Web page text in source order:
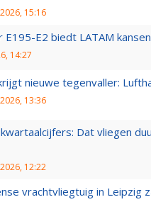
15:16
E195-E2 biedt LATAM
14:27
nieuwe tegenvaller:
13:36
Dat vliegen
12:22
vrachtvliegtuig in Leipzig